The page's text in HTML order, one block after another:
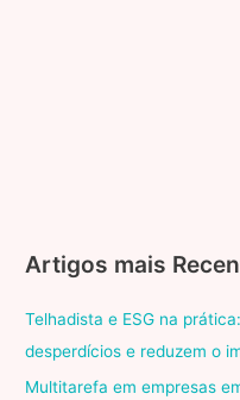
Artigos mais
Telhadista e ESG na
desperdícios e reduzem o
Multitarefa em empresas